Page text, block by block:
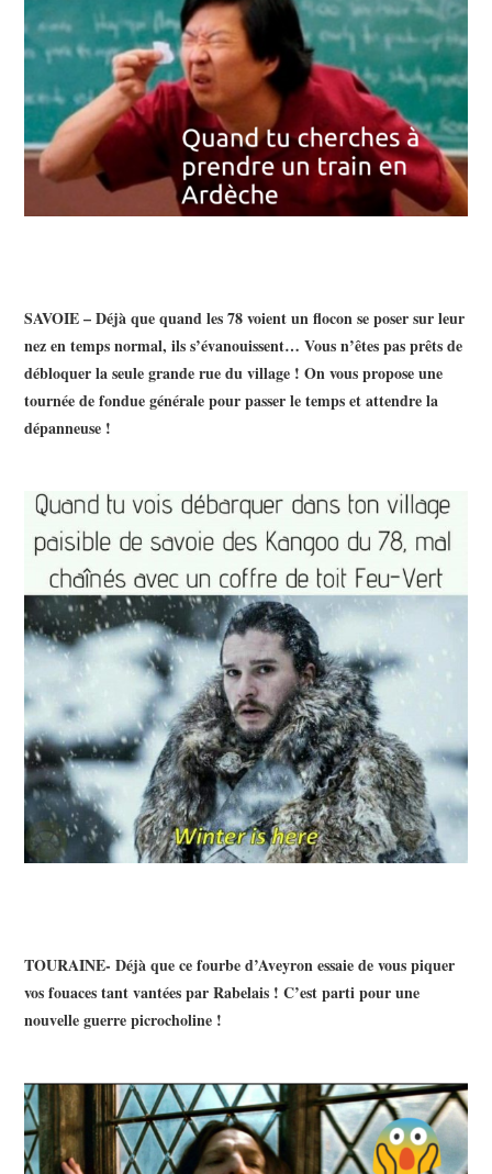
SAVOIE – Déjà que quand les 78 voient un flocon se poser sur leur
nez en temps normal, ils s’évanouissent… Vous n’êtes pas prêts de
débloquer la seule grande rue du village ! On vous propose une
tournée de fondue générale pour passer le temps et attendre la
dépanneuse !
TOURAINE- Déjà que ce fourbe d’Aveyron essaie de vous piquer
vos fouaces tant vantées par Rabelais ! C’est parti pour une
nouvelle guerre picrocholine !